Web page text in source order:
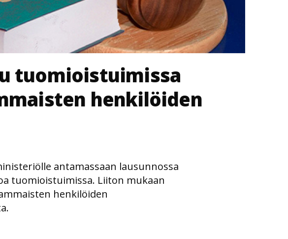
tuomioistuimissa
henkilöiden
antamassaan lausunnossa
tuomioistuimissa. Liiton mukaan
henkilöiden